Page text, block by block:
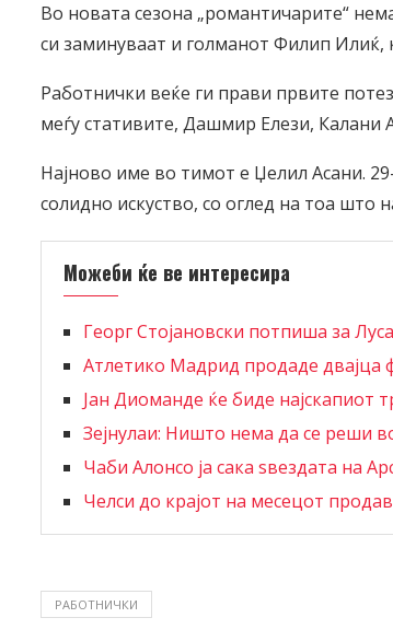
Во новата сезона „романтичарите“
си заминуваат и голманот Филип
Работнички веќе ги прави првите
меѓу стативите, Дашмир Елези,
Најново име во тимот е Џелил Асани.
солидно искуство, со оглед на тоа што
Можеби ќе ве интересира
Георг Стојановски потпиша за
Атлетико Мадрид продаде двајца
Јан Диоманде ќе биде најскапиот
Зејнулаи: Ништо нема да се реши
Чаби Алонсо ја сака ѕвездата на
Челси до крајот на месецот
РАБОТНИЧКИ